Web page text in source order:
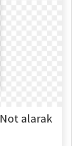
alarak